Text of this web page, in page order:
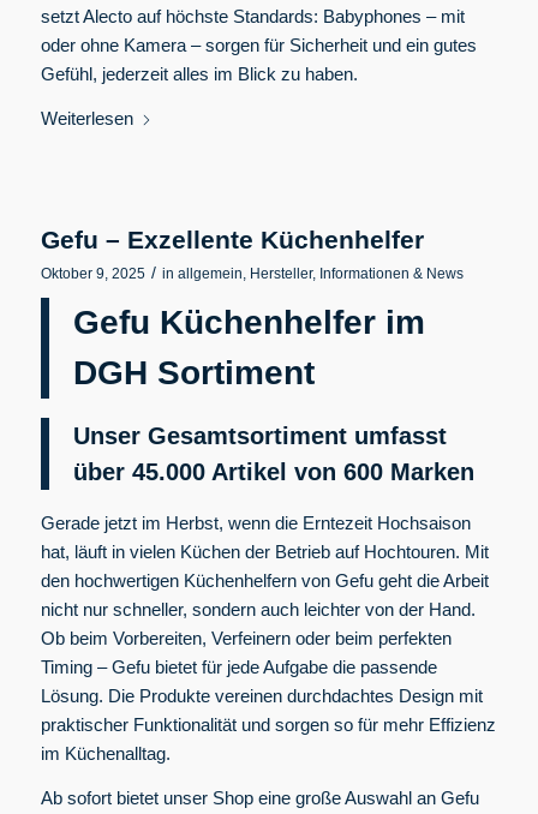
setzt Alecto auf höchste Standards: Babyphones – mit
oder ohne Kamera – sorgen für Sicherheit und ein gutes
Gefühl, jederzeit alles im Blick zu haben.
Weiterlesen
Gefu – Exzellente Küchenhelfer
Oktober 9, 2025 / in allgemein Hersteller, Informationen & News
Gefu Küchenhelfer im
DGH Sortiment
Unser Gesamtsortiment umfasst
über 45.000 Artikel von 600 Marken
Gerade jetzt im Herbst, wenn die Erntezeit Hochsaison
hat, läuft in vielen Küchen der Betrieb auf Hochtouren. Mit
den hochwertigen Küchenhelfern von Gefu geht die Arbeit
nicht nur schneller, sondern auch leichter von der Hand.
Ob beim Vorbereiten, Verfeinern oder beim perfekten
Timing – Gefu bietet für jede Aufgabe die passende
Lösung. Die Produkte vereinen durchdachtes Design mit
praktischer Funktionalität und sorgen so für mehr Effizienz
im Küchenalltag.
Ab sofort bietet unser Shop eine große Auswahl an Gefu